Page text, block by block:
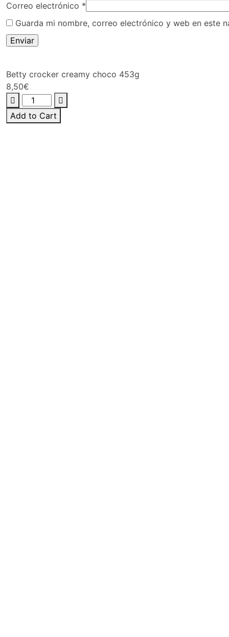
Correo electrónico *
Guarda mi nombre, correo electrónico y web en este
Betty crocker creamy choco 453g
8,50€
Betty
crocker
creamy
Add to Cart